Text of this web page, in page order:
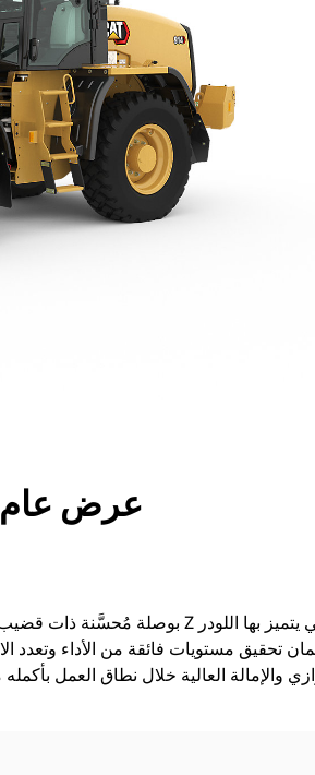
الأدوات
عرض عام